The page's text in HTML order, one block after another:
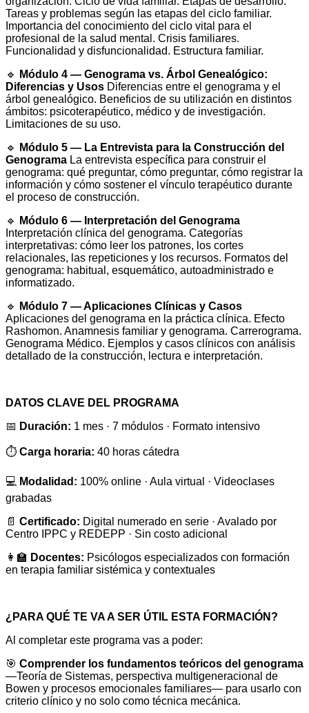
Tareas y problemas según las etapas del ciclo familiar.
Importancia del conocimiento del ciclo vital para el
profesional de la salud mental. Crisis familiares.
Funcionalidad y disfuncionalidad. Estructura familiar.
🔹
Módulo 4 — Genograma vs. Árbol Genealógico:
Diferencias y Usos Diferencias entre el genograma y el
árbol genealógico. Beneficios de su utilización en distintos
ámbitos: psicoterapéutico, médico y de investigación.
Limitaciones de su uso.
🔹
Módulo 5 — La Entrevista para la Construcción del
Genograma La entrevista específica para construir el
genograma: qué preguntar, cómo preguntar, cómo registrar la
información y cómo sostener el vínculo terapéutico durante
el proceso de construcción.
🔹
Módulo 6 — Interpretación del Genograma
Interpretación clínica del genograma. Categorías
interpretativas: cómo leer los patrones, los cortes
relacionales, las repeticiones y los recursos. Formatos del
genograma: habitual, esquemático, autoadministrado e
informatizado.
🔹
Módulo 7 — Aplicaciones Clínicas y Casos
Aplicaciones del genograma en la práctica clínica. Efecto
Rashomon. Anamnesis familiar y genograma. Carrerograma.
Genograma Médico. Ejemplos y casos clínicos con análisis
detallado de la construcción, lectura e interpretación.
DATOS CLAVE DEL PROGRAMA
📅 Duración: 1 mes · 7 módulos · Formato intensivo
⏱️ Carga horaria: 40 horas cátedra
💻 Modalidad: 100% online · Aula virtual · Videoclases
grabadas
📄 Certificado: Digital numerado en serie · Avalado por
Centro IPPC y REDEPP · Sin costo adicional
👩‍🏫 Docentes: Psicólogos especializados con formación
en terapia familiar sistémica y contextuales
¿PARA QUÉ TE VA A SER ÚTIL ESTA FORMACIÓN?
Al completar este programa vas a poder:
🎯 Comprender los fundamentos teóricos del genograma
—Teoría de Sistemas, perspectiva multigeneracional de
Bowen y procesos emocionales familiares— para usarlo con
criterio clínico y no solo como técnica mecánica.